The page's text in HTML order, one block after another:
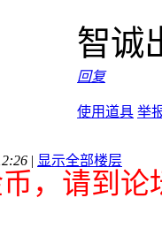
智诚
回复
使用道具 举
| 显示全部楼层
，请到论